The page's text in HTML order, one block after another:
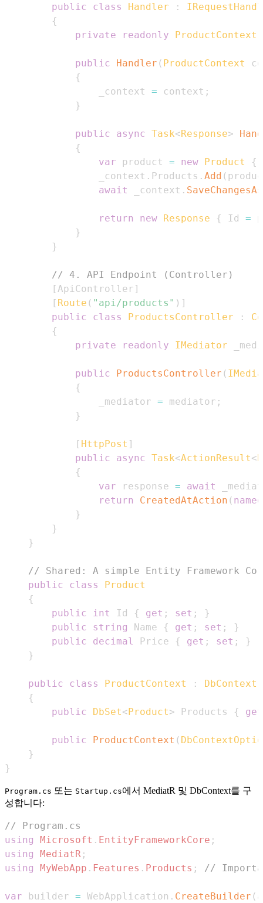
public class Handler :
{
private
readonly ProductContext
public Handler ( ProductContext
{
                _context
= context ;
}
public async Task<Response>
{
var product = new Product {
                _context
. Products . Add (
await
_context .
return new Response { Id =
}
}
// 4. API Endpoint (Controller)
[ApiController ]
[ Route ( "api/products" ) ]
public
class ProductsController :
{
private
readonly IMediator
public ProductsController (
{
                _mediator
= mediator ;
}
[ HttpPost ]
public
async Task<ActionResult<
{
var response = await
return
CreatedAtAction (
}
}
}
// Shared: A simple Entity Framework
public
class
Product
{
public
int Id { get ; set ;
}
public
string Name { get ; set ;
}
public
decimal Price { get ; set ;
}
}
public class ProductContext :
DbContext
{
public
DbSet< Product> Products { get
public ProductContext (
}
}
Program.cs 또는 Startup.cs에서 MediatR 및 DbContext를 구
성합니다:
// Program.cs
using
Microsoft . EntityFrameworkCore ;
using
MediatR ;
using
MyWebApp . Features . Products ; //
var builder = WebApplication . CreateBuilder (